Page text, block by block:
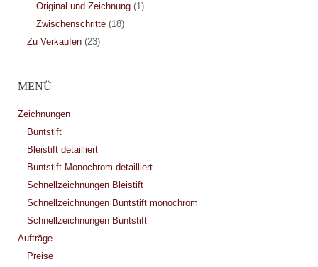
Original und Zeichnung(1)
Zwischenschritte(18)
Zu Verkaufen(23)
MENÜ
Zeichnungen
Buntstift
Bleistift detailliert
Buntstift Monochrom detailliert
Schnellzeichnungen Bleistift
Schnellzeichnungen Buntstift monochrom
Schnellzeichnungen Buntstift
Aufträge
Preise